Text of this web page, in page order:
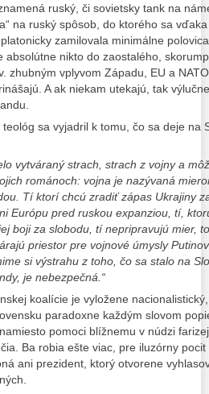
ruský, či sovietsky tank na
na ruský spôsob, do ktorého sa
zamilovala minimálne
absolútne nikto do zaostalého,
zhubným vplyvom Západu, EU a
A ak niekam utekajú, tak
sa vyjadril k tomu, čo sa deje na
vytváraný strach, strach z vojny a
románoch: vojna je nazývaná
Tí ktorí chcú zradiť zápas Ukrajiny
Európu pred ruskou expanziou, tí,
boji za slobodu, tí nepripravujú mier,
priestor pre vojnové úmysly
si výstrahu z toho, čo sa stalo na
je nebezpečná.“
koalície je vyložene
paradoxne každým slovom
pomoci blížnemu v núdzi
Ba robia ešte viac, pre iluzórny
ani prezident, ktorý otvorene